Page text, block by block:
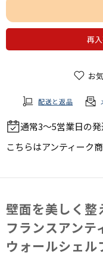
再
お
配送と返品
通常3～5営業日の
こちらはアンティーク
壁面を​美しく​整
フランスアンテ
ウォールシェル